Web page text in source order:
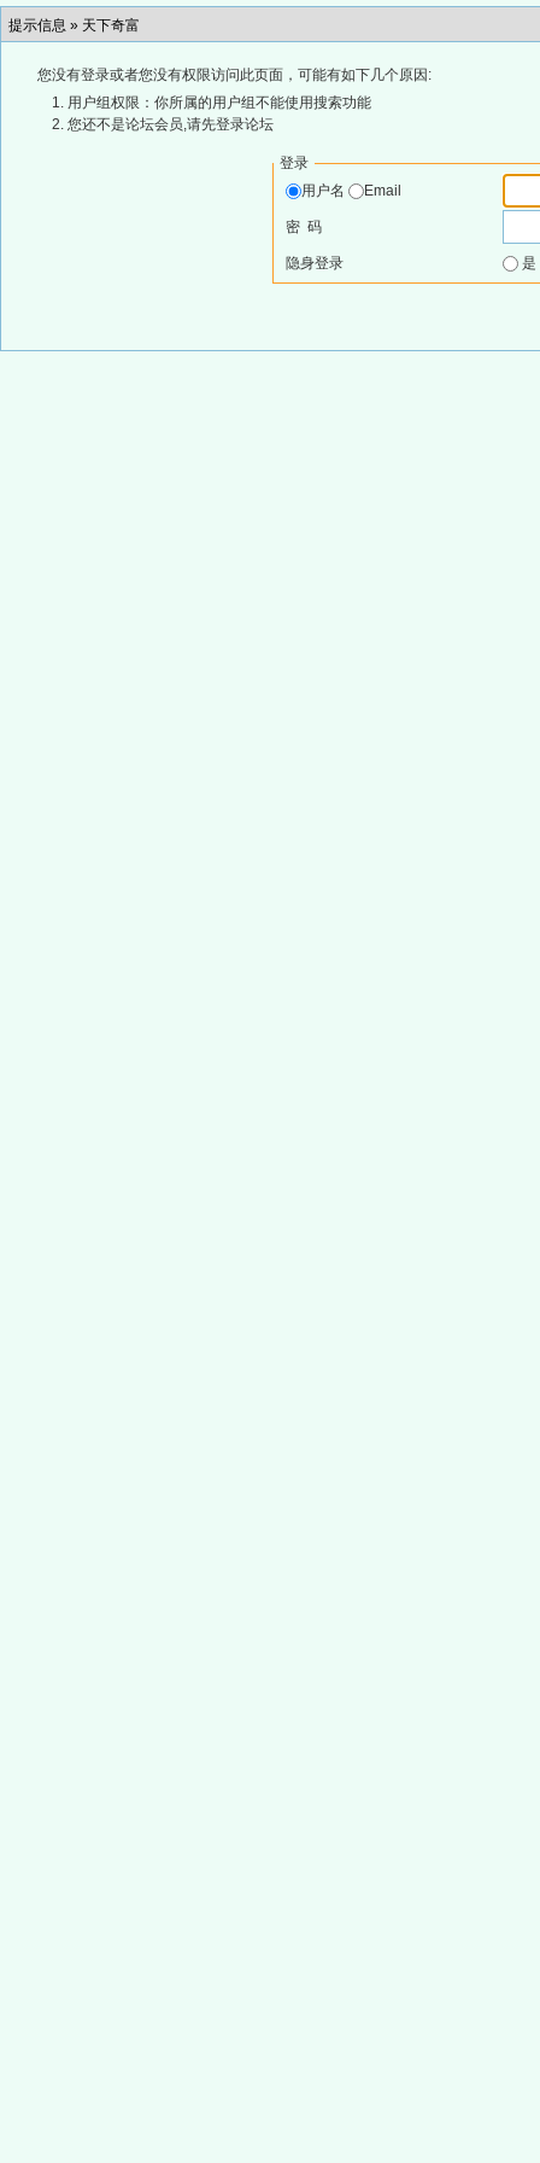
提示信息 » 天下奇富
您没有登录或者您没有权限访问此页面，可能有如下几个原因:
用户组权限：你所属的用户组不能使用搜索功能
您还不是论坛会员,请先登录论坛
登录
用户名
Email
密 码
隐身登录